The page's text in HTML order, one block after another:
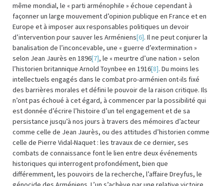
même mondial, le « parti arménophile » échoue cependant à
façonner un large mouvement d’opinion publique en France et en
Europe et à imposer aux responsables politiques un devoir
d’intervention pour sauver les Arméniens[6]. Il ne peut conjurer la
banalisation de l’inconcevable, une « guerre d’extermination »
selon Jean Jaurès en 1896[7], le « meurtre d’une nation » selon
l’historien britannique Arnold Toynbee en 1916[8]. Du moins les
intellectuels engagés dans le combat pro-arménien ont-ils fixé
des barrières morales et défini le pouvoir de la raison critique. Ils
n’ont pas échoué à cet égard, à commencer par la possibilité qui
est donnée d’écrire l’histoire d’un tel engagement et de sa
persistance jusqu’à nos jours à travers des mémoires d’acteur
comme celle de Jean Jaurès, ou des attitudes d’historien comme
celle de Pierre Vidal-Naquet : les travaux de ce dernier, ses
combats de connaissance font le lien entre deux événements
historiques qui interrogent profondément, bien que
différemment, les pouvoirs de la recherche, l’affaire Dreyfus, le